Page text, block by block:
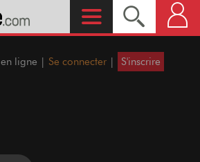
ligne | Se connecter | S'inscrire